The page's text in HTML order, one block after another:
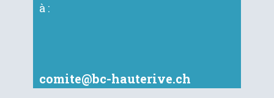
à :
comite@bc-hauterive.ch